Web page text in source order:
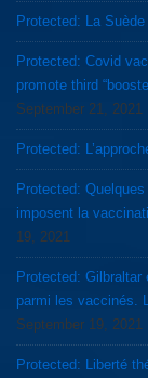
Protected: La
Protected: Covid vaccination injuries continue to rise as FDA and CDC
promote third
September 21, 2021
Protected:
Protected:
imposent la
19, 2021
Protected: Gilbraltar
parmi les vaccinés.
September 19, 2021
Protected: Liberté thérapeutique: a part